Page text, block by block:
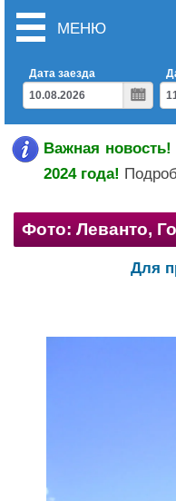
МЕНЮ
Дата заезда
Важная
2024 года!
Фото: Леванто,
Для